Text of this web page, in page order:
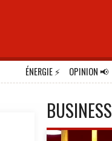
ÉNERGIE⚡ OPINION📢
BUSINESS